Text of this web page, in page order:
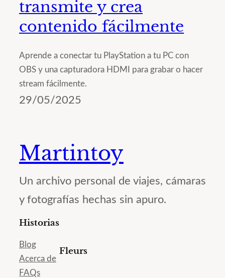
transmite y crea
contenido fácilmente
Aprende a conectar tu PlayStation a tu PC con
OBS y una capturadora HDMI para grabar o hacer
stream fácilmente.
29/05/2025
Martintoy
Un archivo personal de viajes, cámaras
y fotografías hechas sin apuro.
Historias
Blog
Acerca de
FAQs
Fleurs